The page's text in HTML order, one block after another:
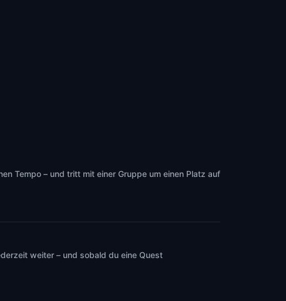
Tempo – und tritt mit einer Gruppe um einen Platz auf
weiter – und sobald du eine Quest